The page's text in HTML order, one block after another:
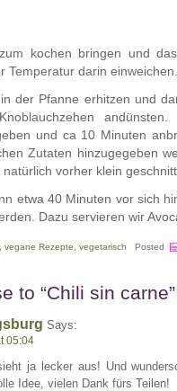
kochen bringen und
Temperatur darin einweichen.
der Pfanne erhitzen und
und ca 10 Minuten
Zutaten hinzugegeben
natürlich vorher klein
etwa 40 Minuten vor sich
Dazu servieren wir
vegane Rezepte vegetarisch Posted
to “Chili sin carne”
Says:
05:04
ja lecker aus! Und
Idee, vielen Dank fürs Teilen!